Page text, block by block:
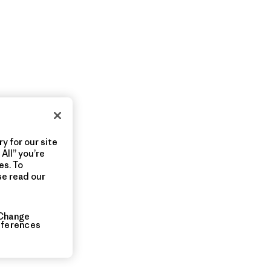
for our site
you’re
To
read our